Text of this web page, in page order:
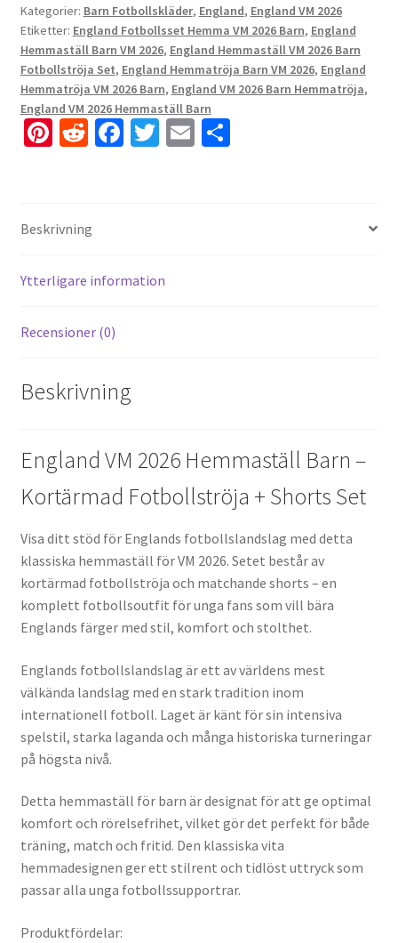
Kategorier: Barn Fotbollskläder, England, England VM 2026
Etiketter: England Fotbollsset Hemma VM 2026 Barn, England
Hemmaställ Barn VM 2026, England Hemmaställ VM 2026 Barn
Fotbollströja Set, England Hemmatröja Barn VM 2026, England
Hemmatröja VM 2026 Barn, England VM 2026 Barn Hemmatröja,
England VM 2026 Hemmaställ Barn
Pi
es
t
R
di
t
Fa
k
T E D
Beskrivning
Ytterligare information
Recensioner (0)
Beskrivning
England VM 2026 Hemmaställ Barn –
Kortärmad Fotbollströja + Shorts Set
Visa ditt stöd för Englands fotbollslandslag med detta
klassiska hemmaställ för VM 2026. Setet består av
kortärmad fotbollströja och matchande shorts – en
komplett fotbollsoutfit för unga fans som vill bära
Englands färger med stil, komfort och stolthet.
Englands fotbollslandslag är ett av världens mest
välkända landslag med en stark tradition inom
internationell fotboll. Laget är känt för sin intensiva
spelstil, starka laganda och många historiska turneringar
på högsta nivå.
Detta hemmaställ för barn är designat för att ge optimal
komfort och rörelsefrihet, vilket gör det perfekt för både
träning, match och fritid. Den klassiska vita
hemmadesignen ger ett stilrent och tidlöst uttryck som
passar alla unga fotbollssupportrar.
Produktfördelar: